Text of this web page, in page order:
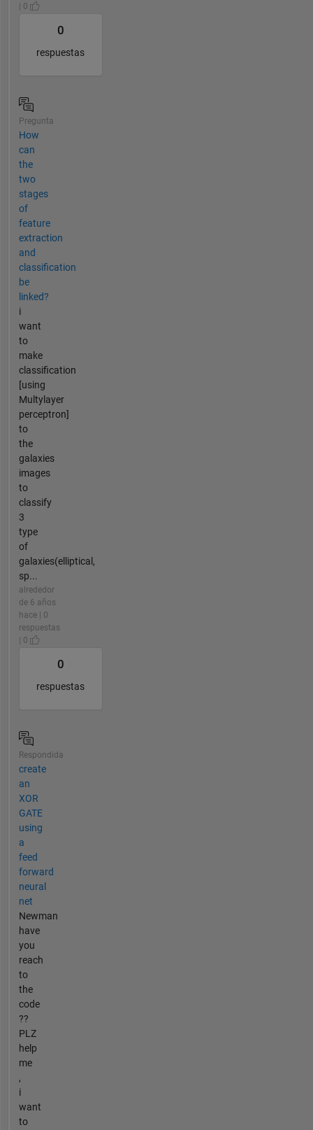
| 0
0
respuestas
Pregunta
How
can
the
two
stages
of
feature
extraction
and
classification
be
linked?
i
want
to
make
classification
[using
Multylayer
perceptron]
to
the
galaxies
images
to
classify
3
type
of
galaxies(elliptical,
sp...
alrededor
de 6 años
hace | 0
respuestas
| 0
0
respuestas
Respondida
create
an
XOR
GATE
using
a
feed
forward
neural
net
Newman
have
you
reach
to
the
code
??
PLZ
help
me
,
i
want
to